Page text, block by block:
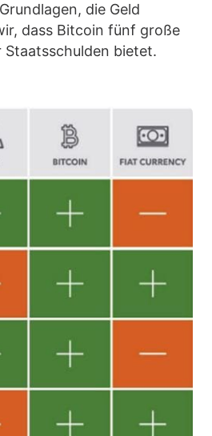
die Geld
dass Bitcoin fünf große
Staatsschulden bietet.